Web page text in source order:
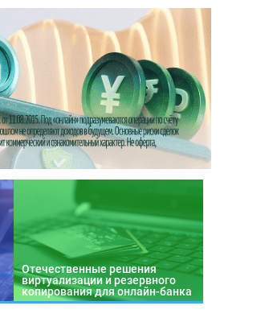
Отечественные решения
виртуализации и резервного
копирования для онлайн-банка